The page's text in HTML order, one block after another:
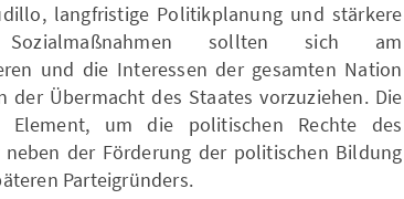
langfristige Politikplanung und stärkere
sollten sich am
und die Interessen der gesamten Nation
der Übermacht des Staates vorzuziehen. Die
t, um die politischen Rechte des
der Förderung der politischen Bildung
Parteigründers.